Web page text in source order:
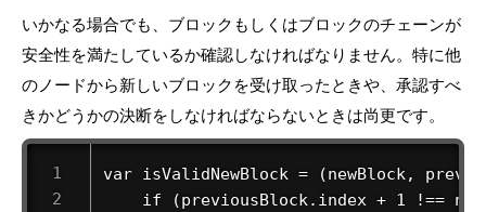
いかなる場合でも、ブロックもしくはブロックのチェーンが
安全性を満たしているか確認しなければなりません。特に他
のノードから新しいブロックを受け取ったときや、承認すべ
きかどうかの決断をしなければならないときは尚更です。
var isValidNewBlock = (newBlock,
if (previousBlock.index + 1 !==